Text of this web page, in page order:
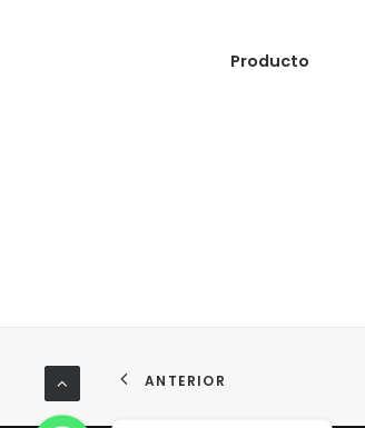
READ MORE
Producto
ANTERIOR
WhatsApp
WhatsApp